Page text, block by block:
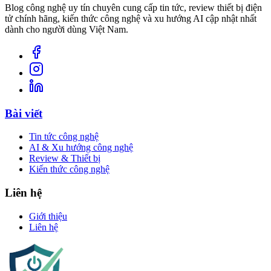
Blog công nghệ uy tín chuyên cung cấp tin tức, review thiết bị điện
tử chính hãng, kiến thức công nghệ và xu hướng AI cập nhật nhất
dành cho người dùng Việt Nam.
Bài viết
Tin tức công nghệ
AI & Xu hướng công nghệ
Review & Thiết bị
Kiến thức công nghệ
Liên hệ
Giới thiệu
Liên hệ